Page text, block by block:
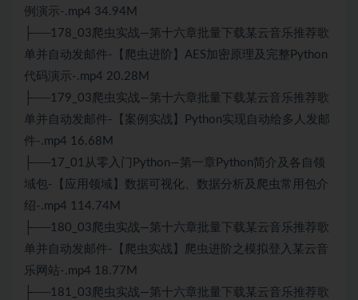
例演示-.mp4 34.94M
├──178_03爬虫实战—第十六章批量下载某云音乐推荐歌
单并自动发邮件-【爬虫进阶】AES加密原理及完整Python
代码演示-.mp4 20.28M
├──179_03爬虫实战—第十六章批量下载某云音乐推荐歌
单并自动发邮件-【案例实战】Python实现自动给多人发邮
件-.mp4 16.68M
├──17_01从零入门Python—第一章Python简介及各自领
域包-【应用领域】数据可视化、数据分析及爬虫常用包介
绍-.mp4 114.74M
├──180_03爬虫实战—第十六章批量下载某云音乐推荐歌
单并自动发邮件-【爬虫实战】爬虫进阶之模拟登入某云音
乐网站-.mp4 18.77M
├──181_03爬虫实战—第十六章批量下载某云音乐推荐歌